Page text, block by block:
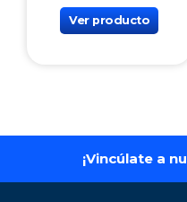
Ver producto
¡Vincúlate a